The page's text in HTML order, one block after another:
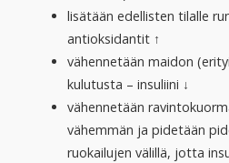
lisätään edellisten tilalle
antioksidantit ↑
vähennetään maidon
kulutusta – insuliini ↓
vähennetään
vähemmän ja pidetään
ruokailujen välillä, jotta